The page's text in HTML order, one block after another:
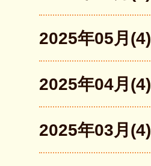
2025年05月(4)
2025年04月(4)
2025年03月(4)